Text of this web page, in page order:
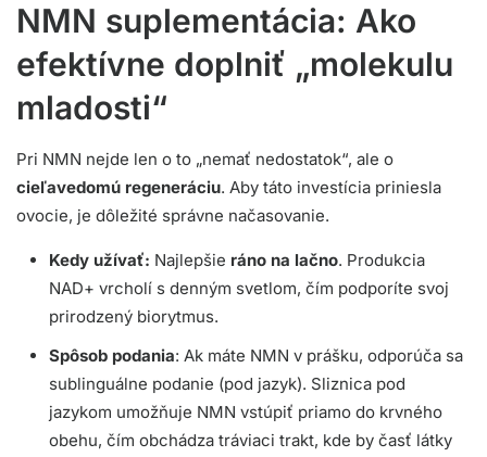
NMN suplementácia: Ako
efektívne doplniť „molekulu
mladosti“
Pri NMN nejde len o to „nemať nedostatok“, ale o
cieľavedomú regeneráciu. Aby táto investícia priniesla
ovocie, je dôležité správne načasovanie.
Kedy užívať: Najlepšie ráno na lačno. Produkcia
NAD+ vrcholí s denným svetlom, čím podporíte svoj
prirodzený biorytmus.
Spôsob podania: Ak máte NMN v prášku, odporúča sa
sublinguálne podanie (pod jazyk). Sliznica pod
jazykom umožňuje NMN vstúpiť priamo do krvného
obehu, čím obchádza tráviaci trakt, kde by časť látky